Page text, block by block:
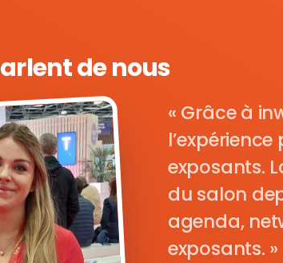
de nous
Grâce à
exposants.
du salon
agenda,
exposants.